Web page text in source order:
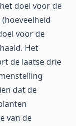
doel voor de
voor de
Het
de laatse drie
dat de
van de